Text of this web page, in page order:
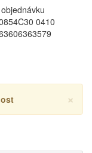
0410
×